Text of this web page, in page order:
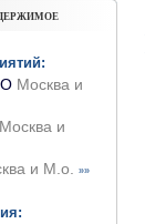
Москва и
Москва и
и М.о. »»